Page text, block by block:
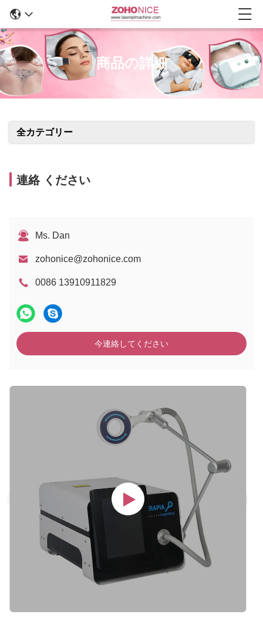
商品の詳細
全カテゴリー
連絡 ください
Ms. Dan
zohonice@zohonice.com
0086 13910911829
今連絡してください